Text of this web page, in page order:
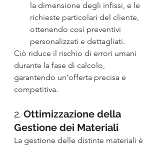
la dimensione degli infissi, e le
richieste particolari del cliente,
ottenendo così preventivi
personalizzati e dettagliati.
Ciò riduce il rischio di errori umani
durante la fase di calcolo,
garantendo un'offerta precisa e
competitiva.
2. Ottimizzazione della
Gestione dei Materiali
La gestione delle distinte materiali è